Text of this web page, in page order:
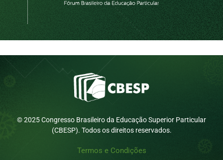
© 2025 Congresso Brasileiro da Educação Superior Particular
(CBESP). Todos os direitos reservados.
Termos e Condições